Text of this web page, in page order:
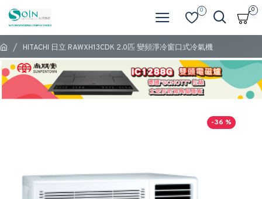
0 0
HITACHI 日立 RAWXH13CDK 2.0匹 變頻淨冷窗口式冷氣機
-36 %